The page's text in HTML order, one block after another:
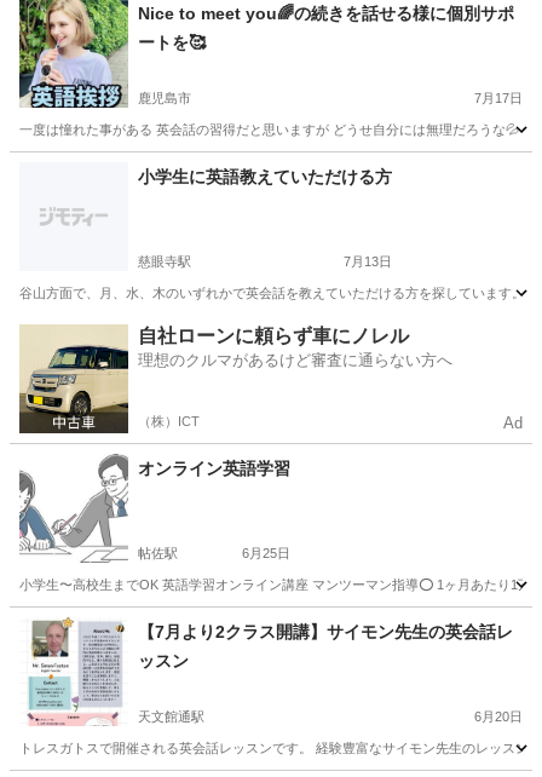
鹿児島 枕崎市 ネイティブ
Nice to meet you🌈の続きを話せる様に個別サポ
ートを🥰
鹿児島市 7月17日
一度は憧れた事がある 英会話の習得だと思いますが どうせ自分には無理だろうな💦
鹿児島市 英会話 レッスン
小学生に英語教えていただける方
慈眼寺駅 7月13日
谷山方面で、月、水、木のいずれかで英会話を教えていただける方を探しています。
鹿児島市 慈眼寺駅 英会話 小学生
自社ローンに頼らず車にノレル
理想のクルマがあるけど審査に通らない方へ
（株）ICT Ad
オンライン英語学習
帖佐駅 6月25日
小学生〜高校生までOK 英語学習オンライン講座 マンツーマン指導⭕️ 1ヶ月あたり1
鹿児島 姶良市 帖佐駅 英検 オンライン
【7月より2クラス開講】サイモン先生の英会話レ
ッスン
天文館通駅 6月20日
トレスガトスで開催される英会話レッスンです。 経験豊富なサイモン先生のレッス